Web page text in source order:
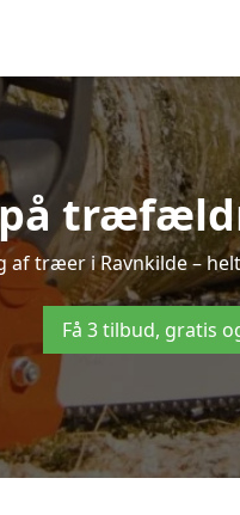
træer i Ravnkilde –
Få 3 tilbud, gratis